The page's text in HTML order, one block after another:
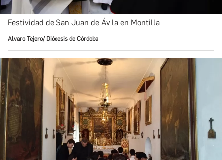
Festividad de San Juan de Ávila en Montilla
Alvaro Tejero/ Diócesis de Córdoba